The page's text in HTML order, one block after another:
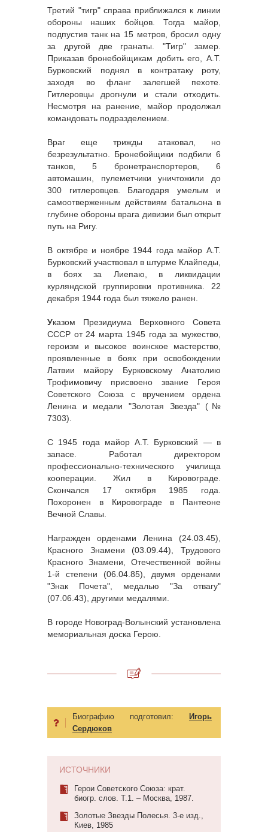
Третий "тигр" справа приближался к линии
обороны наших бойцов. Тогда майор,
подпустив танк на 15 метров, бросил одну
за другой две гранаты. "Тигр" замер.
Приказав бронебойщикам добить его, А.Т.
Бурковский поднял в контратаку роту,
заходя во фланг залегшей пехоте.
Гитлеровцы дрогнули и стали отходить.
Несмотря на ранение, майор продолжал
командовать подразделением.
Враг еще трижды атаковал, но
безрезультатно. Бронебойщики подбили 6
танков, 5 бронетранспортеров, 6
автомашин, пулеметчики уничтожили до
300 гитлеровцев. Благодаря умелым и
самоотверженным действиям батальона в
глубине обороны врага дивизии был открыт
путь на Ригу.
В октябре и ноябре 1944 года майор А.Т.
Бурковский участвовал в штурме Клайпеды,
в боях за Лиепаю, в ликвидации
курляндской группировки противника. 22
декабря 1944 года был тяжело ранен.
Указом Президиума Верховного Совета
СССР от 24 марта 1945 года за мужество,
героизм и высокое воинское мастерство,
проявленные в боях при освобождении
Латвии майору Бурковскому Анатолию
Трофимовичу присвоено звание Героя
Советского Союза с вручением ордена
Ленина и медали "Золотая Звезда" (№
7303).
С 1945 года майор А.Т. Бурковский — в
запасе. Работал директором
профессионально-технического училища
кооперации. Жил в Кировограде.
Скончался 17 октября 1985 года.
Похоронен в Кировограде в Пантеоне
Вечной Славы.
Награжден орденами Ленина (24.03.45),
Красного Знамени (03.09.44), Трудового
Красного Знамени, Отечественной войны
1-й степени (06.04.85), двумя орденами
"Знак Почета", медалью "За отвагу"
(07.06.43), другими медалями.
В городе Новоград-Волынский установлена
мемориальная доска Герою.
Биографию подготовил:
Игорь
Сердюков
ИСТОЧНИКИ
Герои Советского Союза: крат.
биогр. слов. Т.1. – Москва, 1987.
Золотые Звезды Полесья. 3-е изд.,
Киев, 1985